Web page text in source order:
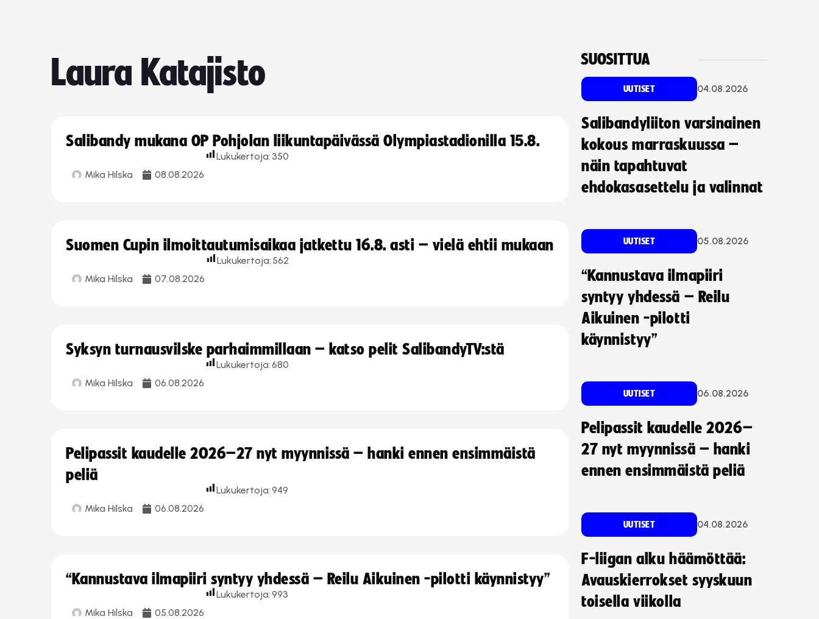
Laura Katajisto
Salibandy mukana OP Pohjolan liikuntapäivässä Olympiastadionilla 15.8.
Mika Hilska 08.08.2026
Lukukertoja: 350
Suomen Cupin ilmoittautumisaikaa jatkettu 16.8. asti – vielä ehtii mukaan
Mika Hilska 07.08.2026
Lukukertoja: 562
Syksyn turnausvilske parhaimmillaan – katso pelit SalibandyTV:stä
Mika Hilska 06.08.2026
Lukukertoja:680
Pelipassit kaudelle 2026–27 nyt myynnissä – hanki ennen ensimmäistä
peliä
Mika Hilska 06.08.2026
Lukukertoja:949
“Kannustava ilmapiiri syntyy yhdessä – Reilu Aikuinen -pilotti käynnistyy”
Mika Hilska 05.08.2026
Lukukertoja:993
SUOSITTUA
UUTISET 04.08.2026
Salibandyliiton varsinainen
kokous marraskuussa –
näin tapahtuvat
ehdokasasettelu ja valinnat
UUTISET 05.08.2026
“Kannustava ilmapiiri
syntyy yhdessä – Reilu
Aikuinen -pilotti
käynnistyy”
UUTISET 06.08.2026
Pelipassit kaudelle 2026–
27 nyt myynnissä – hanki
ennen ensimmäistä peliä
UUTISET 04.08.2026
F-liigan alku häämöttää:
Avauskierrokset syyskuun
toisella viikolla